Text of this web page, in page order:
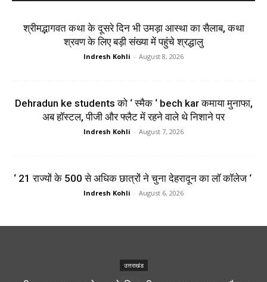
श्रीमद्भागवत कथा के दूसरे दिन भी उमड़ा आस्था का सैलाब, कथा
श्रवण के लिए बड़ी संख्या में पहुंचे श्रद्धालु
Indresh Kohli - August 8, 2026
Dehradun ke students को ‘ स्मैक ‘ bech kar कमाया मुनाफा,
अब हॉस्टल, पीजी और फ्लैट में रहने वाले थे निशाने पर
Indresh Kohli - August 7, 2026
‘ 21 राज्यों के 500 से अधिक छात्रों ने चुना देहरादून का लाॅ काॅलेज ‘
Indresh Kohli - August 6, 2026
उत्तराखंड